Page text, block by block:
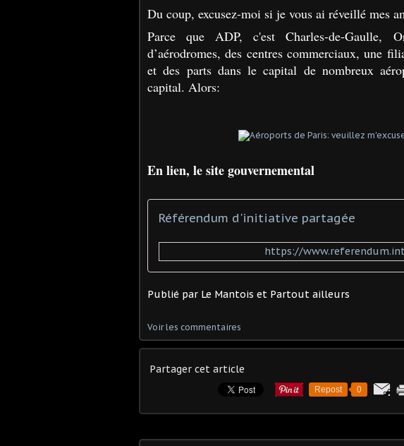
Du coup, excusez-moi si je vous ai réveillé mes
Parce que ADP, c'est Charles-de-Gaulle,
d’aérodromes, des centres commerciaux, une
et des parts dans le capital de nombreux
capital. Alors:
En lien, le site gouvernemental
Référendum d'initiative partagée
https://
Publié par Le Mantois et Partout ailleurs
Voir les commentaires
Partager cet article
Repost 0